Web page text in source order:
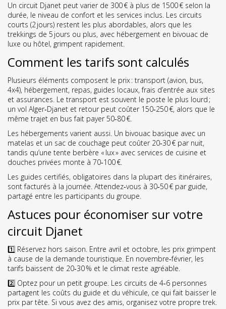
Un circuit Djanet peut varier de 300 € à plus de 1500 € selon la
durée, le niveau de confort et les services inclus. Les circuits
courts (2 jours) restent les plus abordables, alors que les
trekkings de 5 jours ou plus, avec hébergement en bivouac de
luxe ou hôtel, grimpent rapidement.
Comment les tarifs sont calculés
Plusieurs éléments composent le prix : transport (avion, bus,
4x4), hébergement, repas, guides locaux, frais d’entrée aux sites
et assurances. Le transport est souvent le poste le plus lourd ;
un vol Alger‑Djanet et retour peut coûter 150‑250 €, alors que le
même trajet en bus fait payer 50‑80 €.
Les hébergements varient aussi. Un bivouac basique avec un
matelas et un sac de couchage peut coûter 20‑30 € par nuit,
tandis qu’une tente berbère « lux » avec services de cuisine et
douches privées monte à 70‑100 €.
Les guides certifiés, obligatoires dans la plupart des itinéraires,
sont facturés à la journée. Attendez‑vous à 30‑50 € par guide,
partagé entre les participants du groupe.
Astuces pour économiser sur votre
circuit Djanet
1️⃣ Réservez hors saison. Entre avril et octobre, les prix grimpent
à cause de la demande touristique. En novembre‑février, les
tarifs baissent de 20‑30 % et le climat reste agréable.
2️⃣ Optez pour un petit groupe. Les circuits de 4‑6 personnes
partagent les coûts du guide et du véhicule, ce qui fait baisser le
prix par tête. Si vous avez des amis, organisez votre propre trek.